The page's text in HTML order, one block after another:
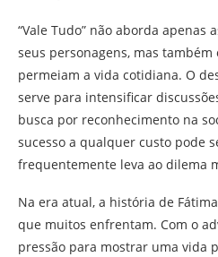
“Vale Tudo” não aborda apenas
seus personagens, mas
permeiam a vida cotidiana. O
serve para intensificar
busca por reconhecimento na
sucesso a qualquer custo pode
frequentemente leva ao dilema
Na era atual, a história de
que muitos enfrentam. Com o
pressão para mostrar uma vida